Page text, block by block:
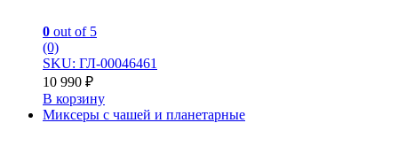
0 out of 5
(0)
SKU: ГЛ-00046461
10 990 ₽
В корзину
Миксеры с чашей и планетарные